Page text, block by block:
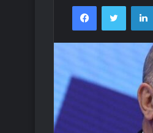
FacebookTwitter